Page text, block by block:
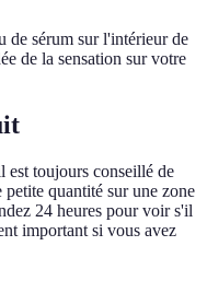
de sérum sur l'intérieur de
de la sensation sur votre
est toujours conseillé de
quantité sur une zone
24 heures pour voir s'il
important si vous avez